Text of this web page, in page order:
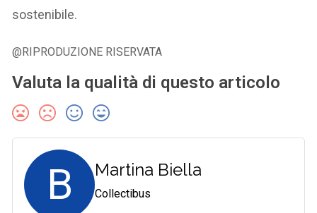
sostenibile.
@RIPRODUZIONE RISERVATA
Valuta la qualità di questo articolo
B Martina Biella
Collectibus